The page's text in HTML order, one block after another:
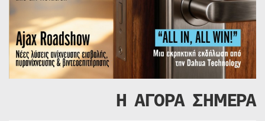
Η ΑΓΟΡΑ ΣΗΜΕΡΑ